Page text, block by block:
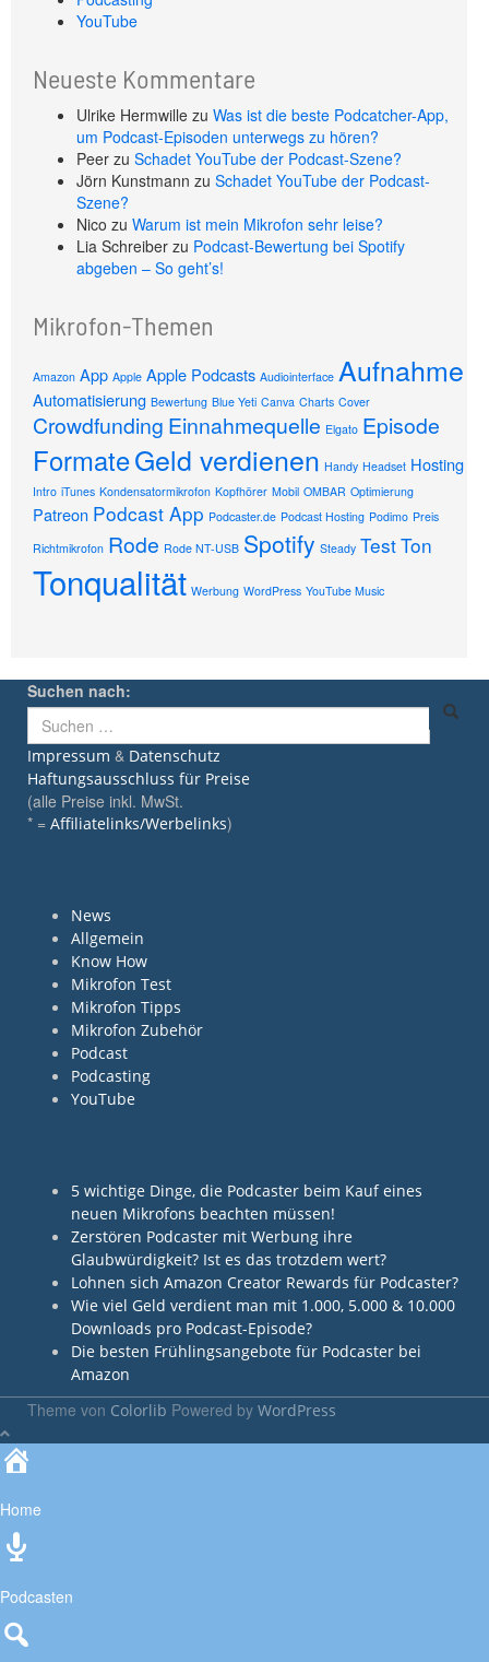
YouTube
Neueste Kommentare
Ulrike Hermwille zu Was ist die beste Podcatcher-App,
um Podcast-Episoden unterwegs zu hören?
Peer zu Schadet YouTube der Podcast-Szene?
Jörn Kunstmann zu Schadet YouTube der Podcast-
Szene?
Nico zu Warum ist mein Mikrofon sehr leise?
Lia Schreiber zu Podcast-Bewertung bei Spotify
abgeben – So geht’s!
Mikrofon-Themen
Amazon App Apple Apple Podcasts Audiointerface Aufnahme
Automatisierung Bewertung Blue Yeti Canva Charts Cover
Crowdfunding Einnahmequelle Elgato Episode
FormateGeld verdienen Handy Headset Hosting
Intro iTunes Kondensatormikrofon Kopfhörer Mobil OMBAR Optimierung
Patreon Podcast App Podcaster.de Podcast Hosting Podimo Preis
Richtmikrofon Rode Rode NT-USB Spotify Steady TestTon
Tonqualität Werbung WordPress YouTube Music
Suchen nach:
Impressum & Datenschutz
Haftungsausschluss für Preise
(alle Preise inkl. MwSt.
* = Affiliatelinks/Werbelinks)
News
Allgemein
Know How
Mikrofon Test
Mikrofon Tipps
Mikrofon Zubehör
Podcast
Podcasting
YouTube
5 wichtige Dinge, die Podcaster beim Kauf eines
neuen Mikrofons beachten müssen!
Zerstören Podcaster mit Werbung ihre
Glaubwürdigkeit? Ist es das trotzdem wert?
Lohnen sich Amazon Creator Rewards für Podcaster?
Wie viel Geld verdient man mit 1.000, 5.000 & 10.000
Downloads pro Podcast-Episode?
Die besten Frühlingsangebote für Podcaster bei
Amazon
Theme von Colorlib Powered by WordPress
Home
Podcasten